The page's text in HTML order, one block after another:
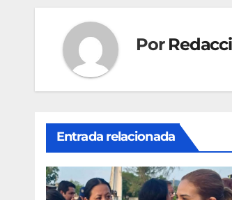
Por
Entrada relacionada